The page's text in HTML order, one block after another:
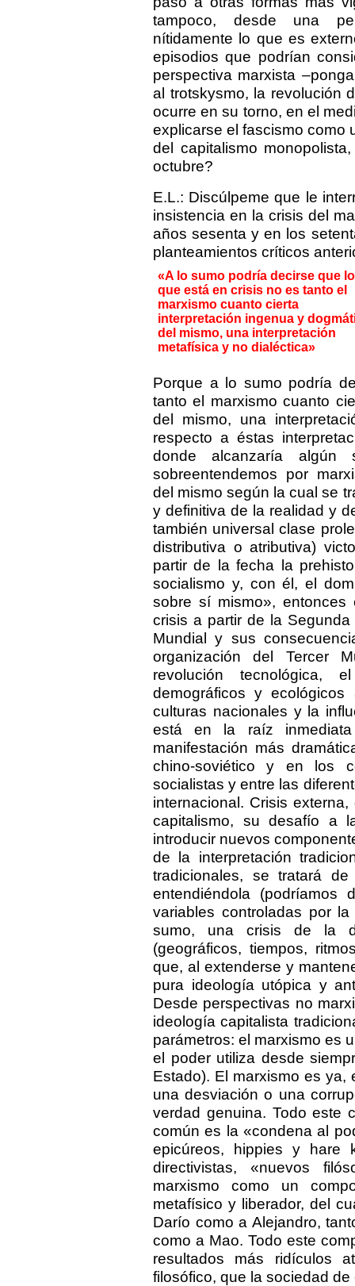
tampoco, desde una
nítidamente lo que es
episodios que podrían
perspectiva marxista
al trotskysmo, la revolución
ocurre en su torno, en el
explicarse el fascismo como
del capitalismo
octubre?
E.L.: Discúlpeme que le
insistencia en la crisis del
años sesenta y en los
planteamientos críticos
«A lo sumo podría decirse que lo
que está en crisis no es tanto el
marxismo cuanto cierta
interpretación ingenua y
del mismo, una interpretación
metafísica y no dialéctica»
Porque a lo sumo podría
tanto el marxismo cuanto
del mismo, una
respecto a éstas
donde alcanzaría
sobreentendemos por
del mismo según la cual se
y definitiva de la realidad y
también universal clase
distributiva o atributiva)
partir de la fecha la
socialismo y, con él, el
sobre sí mismo»,
crisis a partir de la
Mundial y sus
organización del Tercer
revolución tecnológica,
demográficos y
culturas nacionales y la
está en la raíz
manifestación más
chino-soviético y en los
socialistas y entre las
internacional. Crisis
capitalismo, su desafío a
introducir nuevos
de la interpretación
tradicionales, se tratará
entendiéndola
variables controladas por
sumo, una crisis de la
(geográficos, tiempos,
que, al extenderse y
pura ideología utópica y
Desde perspectivas no
ideología capitalista
parámetros: el marxismo es
el poder utiliza desde
Estado). El marxismo es
una desviación o una
verdad genuina. Todo este
común es la «condena al
epicúreos, hippies y hare
directivistas, «nuevos
marxismo como un
metafísico y liberador, del
Darío como a Alejandro,
como a Mao. Todo este
resultados más ridículos
filosófico, que la sociedad